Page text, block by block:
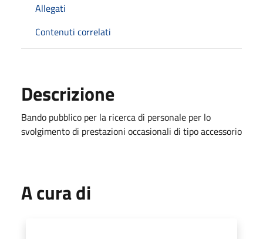
Allegati
Contenuti correlati
Descrizione
Bando pubblico per la ricerca di personale per lo
svolgimento di prestazioni occasionali di tipo accessorio
A cura di